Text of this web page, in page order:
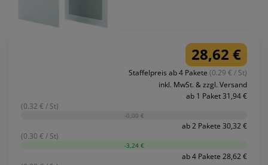
28,62 €
Staffelpreis ab 4 Pakete (0.29 € / St)
inkl. MwSt. & zzgl. Versand
ab 1 Paket 31,94 €
(0.32 € / St)
-0,00 €
ab 2 Pakete 30,32 €
(0.30 € / St)
-3,24 €
ab 4 Pakete 28,62 €